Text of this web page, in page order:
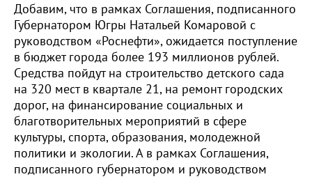
Добавим, что в рамках Соглашения, подписанного
Губернатором Югры Натальей Комаровой с
руководством «Роснефти», ожидается поступление
в бюджет города более 193 миллионов рублей.
Средства пойдут на строительство детского сада
на 320 мест в квартале 21, на ремонт городских
дорог, на финансирование социальных и
благотворительных мероприятий в сфере
культуры, спорта, образования, молодежной
политики и экологии. А в рамках Соглашения,
подписанного губернатором и руководством